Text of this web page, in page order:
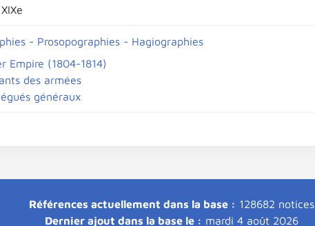
- Prosopographies - Hagiographies
Empire (1804-1814)
des armées
généraux
Références actuellement dans la base : 128682 notices
Dernier ajout dans la base le : mardi 4 août 2026